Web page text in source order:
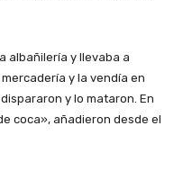
albañilería y llevaba a
y la vendía en
y lo mataron. En
coca», añadieron desde el